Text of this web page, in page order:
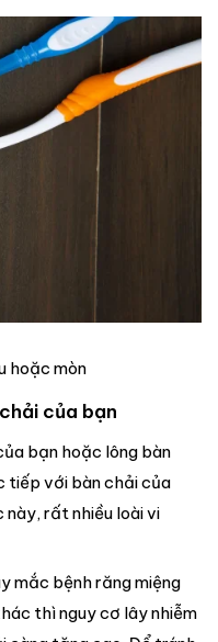
hoặc mòn
của bạn
bạn hoặc lông bàn
tiếp với bàn chải của
rất nhiều loài vi
mắc bệnh răng miệng
thì nguy cơ lây nhiễm